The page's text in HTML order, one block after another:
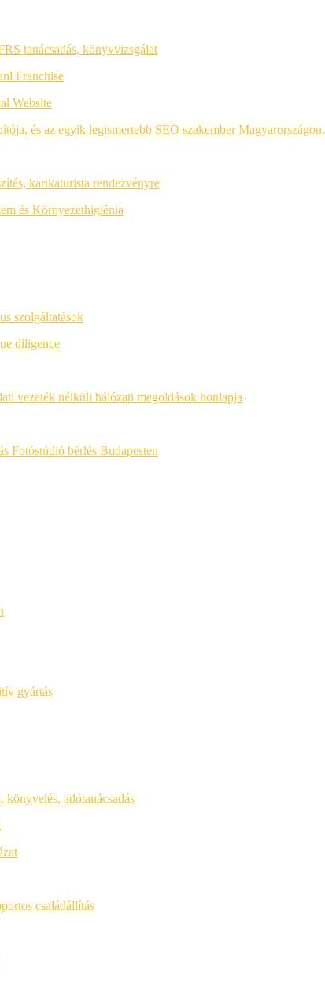
tanácsadás, könyvvizsgálat
Franchise
Website
és az egyik legismertebb SEO szakember Magyarországon.
karikaturista rendezvényre
és Környezethigiénia
szolgáltatások
diligence
vezeték nélküli hálózati megoldások honlapja
Fotóstúdió bérlés Budapesten
gyártás
adótanácsadás
családállítás